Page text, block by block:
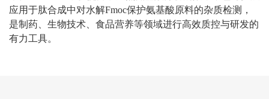
应用于肽合成中对水解Fmoc保护氨基酸原料的杂质检测，
是制药、生物技术、食品营养等领域进行高效质控与研发的
有力工具。